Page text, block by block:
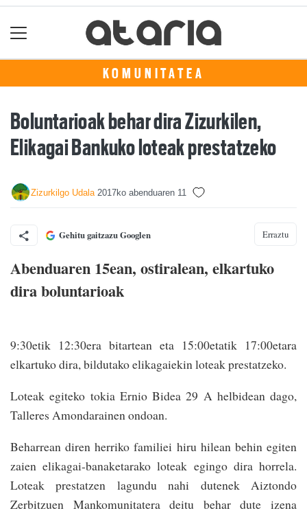
KOMUNITATEA
Boluntarioak behar dira Zizurkilen,
Elikagai Bankuko loteak prestatzeko
Zizurkilgo Udala 2017ko abenduaren 11
Gehitu gaitzazu Googlen Erraztu
Abenduaren 15ean, ostiralean, elkartuko
dira boluntarioak
9:30etik 12:30era bitartean eta 15:00etatik 17:00etara
elkartuko dira, bildutako elikagaiekin loteak prestatzeko.
Loteak egiteko tokia Ernio Bidea 29 A helbidean dago,
Talleres Amondarainen ondoan.
Beharrean diren herriko familiei hiru hilean behin egiten
zaien elikagai-banaketarako loteak egingo dira horrela.
Loteak prestatzen lagundu nahi dutenek Aiztondo
Zerbitzuen Mankomunitatera deitu behar dute izena